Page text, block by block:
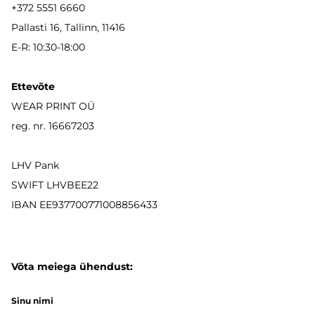
+372 5551 6660
Pallasti 16, Tallinn, 11416
E-R: 10:30-18:00
Ettevõte
WEAR PRINT OÜ
reg. nr. 16667203
LHV Pank
SWIFT LHVBEE22
IBAN EE937700771008856433
Võta meiega ühendust:
Sinu nimi